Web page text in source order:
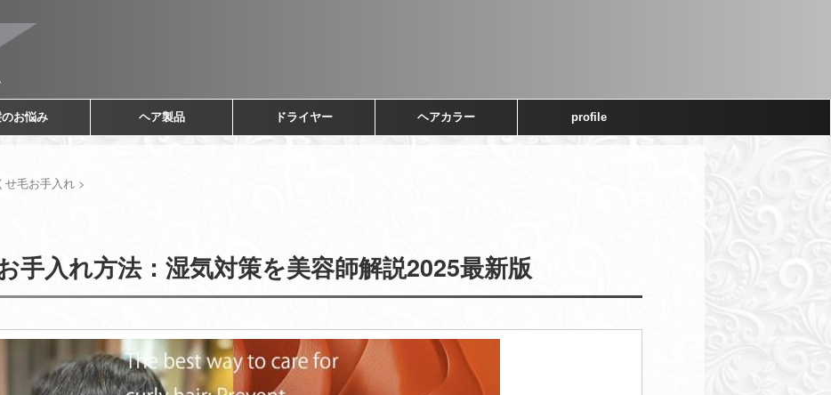
お悩み ヘア製品 ドライヤー ヘアカラー profile
せ毛お手入れ >
手入れ方法：湿気対策を美容師解説2025最新版